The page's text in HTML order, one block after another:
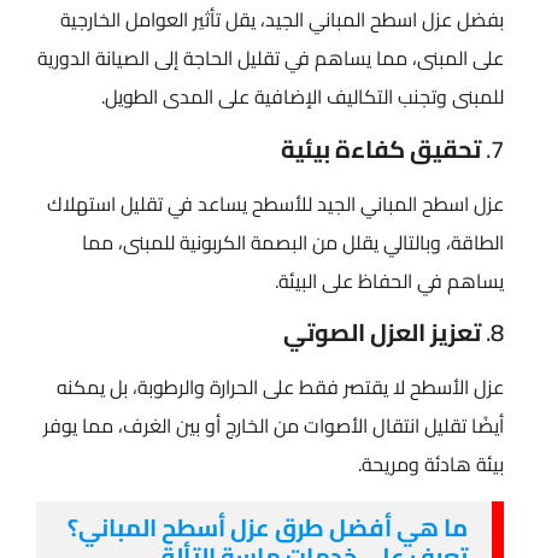
بفضل عزل اسطح المباني​ الجيد، يقل تأثير العوامل الخارجية
على المبنى، مما يساهم في تقليل الحاجة إلى الصيانة الدورية
للمبنى وتجنب التكاليف الإضافية على المدى الطويل.
7. تحقيق كفاءة بيئية
عزل اسطح المباني​ الجيد للأسطح يساعد في تقليل استهلاك
الطاقة، وبالتالي يقلل من البصمة الكربونية للمبنى، مما
يساهم في الحفاظ على البيئة.
8. تعزيز العزل الصوتي
عزل الأسطح لا يقتصر فقط على الحرارة والرطوبة، بل يمكنه
أيضًا تقليل انتقال الأصوات من الخارج أو بين الغرف، مما يوفر
بيئة هادئة ومريحة.
ما هي أفضل طرق عزل أسطح المباني؟